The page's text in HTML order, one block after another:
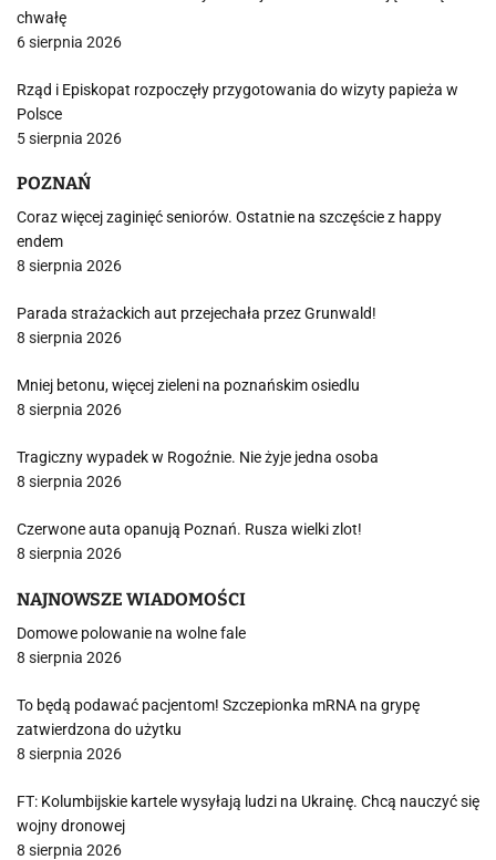
chwałę
6 sierpnia 2026
Rząd i Episkopat rozpoczęły przygotowania do wizyty papieża w
Polsce
5 sierpnia 2026
POZNAŃ
Coraz więcej zaginięć seniorów. Ostatnie na szczęście z happy
endem
8 sierpnia 2026
Parada strażackich aut przejechała przez Grunwald!
8 sierpnia 2026
Mniej betonu, więcej zieleni na poznańskim osiedlu
8 sierpnia 2026
Tragiczny wypadek w Rogoźnie. Nie żyje jedna osoba
8 sierpnia 2026
Czerwone auta opanują Poznań. Rusza wielki zlot!
8 sierpnia 2026
NAJNOWSZE WIADOMOŚCI
Domowe polowanie na wolne fale
8 sierpnia 2026
To będą podawać pacjentom! Szczepionka mRNA na grypę
zatwierdzona do użytku
8 sierpnia 2026
FT: Kolumbijskie kartele wysyłają ludzi na Ukrainę. Chcą nauczyć się
wojny dronowej
8 sierpnia 2026